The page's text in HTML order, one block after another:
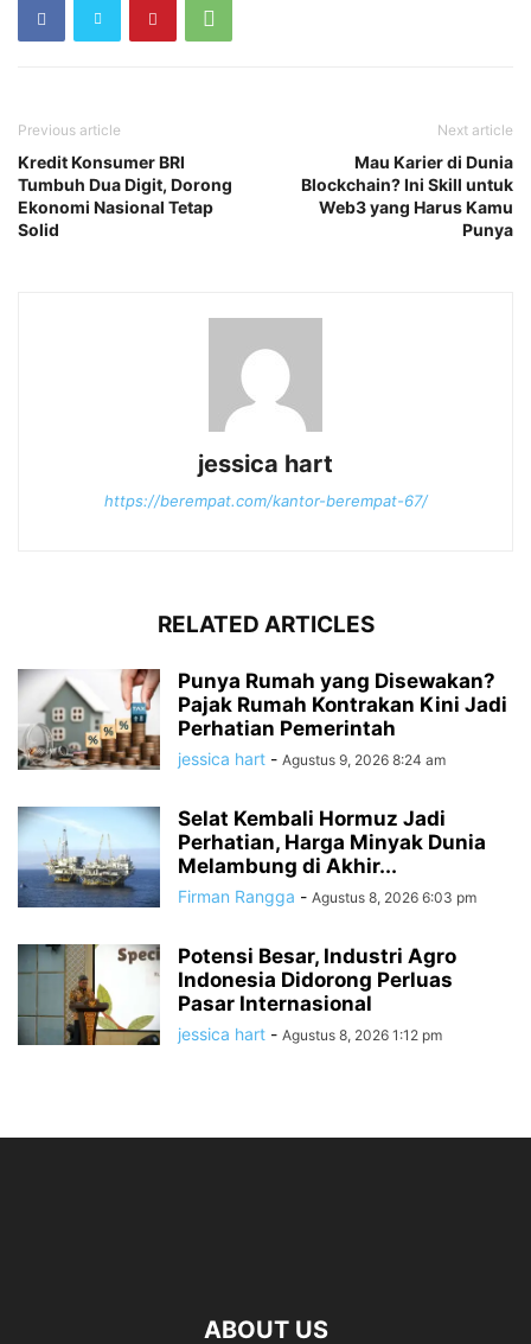
Previous article
Kredit Konsumer BRI
Tumbuh Dua Digit, Dorong
Ekonomi Nasional Tetap
Solid
Next article
Mau Karier di Dunia
Blockchain? Ini Skill untuk
Web3 yang Harus Kamu
Punya
jessica hart
https://berempat.com/kantor-berempat-67/
RELATED ARTICLES
Punya Rumah yang Disewakan?
Pajak Rumah Kontrakan Kini Jadi
Perhatian Pemerintah
jessica hart - Agustus 9, 2026 8:24 am
Selat Kembali Hormuz Jadi
Perhatian, Harga Minyak Dunia
Melambung di Akhir...
Firman Rangga - Agustus 8, 2026 6:03 pm
Potensi Besar, Industri Agro
Indonesia Didorong Perluas
Pasar Internasional
jessica hart - Agustus 8, 2026 1:12 pm
ABOUT US